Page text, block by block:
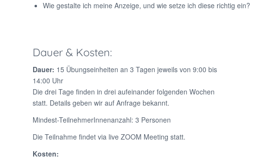
Wie gestalte ich meine Anzeige, und wie setze ich diese richtig ein?
Dauer & Kosten:
Dauer: 15 Übungseinheiten an 3 Tagen jeweils von 9:00 bis
14:00 Uhr
Die drei Tage finden in drei aufeinander folgenden Wochen
statt. Details geben wir auf Anfrage bekannt.
Mindest-TeilnehmerInnenanzahl: 3 Personen
Die Teilnahme findet via live ZOOM Meeting statt.
Kosten: